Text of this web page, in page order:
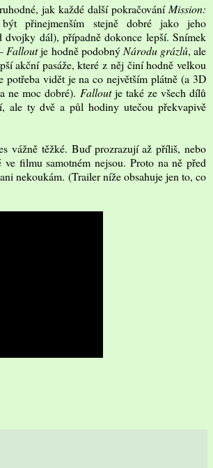
jak každé další pokračování Mission:
přinejmenším stejně dobré jako jeho
dvojky dál), případně dokonce lepší. Snímek
Falloutje hodně podobný Národu grázlů, ale
akční pasáže, které z něj činí hodně velkou
potřeba vidět je na co největším plátně (a 3D
ne moc dobré). Falloutje také ze všech dílů
ale ty dvě a půl hodiny utečou překvapivě
vážně těžké. Buď prozrazují až příliš, nebo
ve filmu samotném nejsou. Proto na ně před
nekoukám. (Trailer níže obsahuje jen to, co